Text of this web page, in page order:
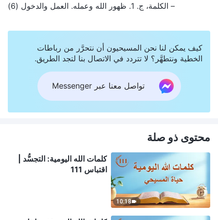
– الكلمة، ج. 1. ظهور الله وعمله. العمل والدخول (6)
كيف يمكن لنا نحن المسيحيون أن نتحرَّر من رباطات
الخطية ونتطهَّر؟ لا تتردد في الاتصال بنا لتجد الطريق.
تواصل معنا عبر Messenger
محتوى ذو صلة
10:18
كلمات الله اليومية: التجسُّد |
اقتباس 111